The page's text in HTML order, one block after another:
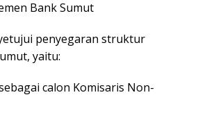
Bank Sumut
penyegaran struktur
yaitu:
calon Komisaris Non-